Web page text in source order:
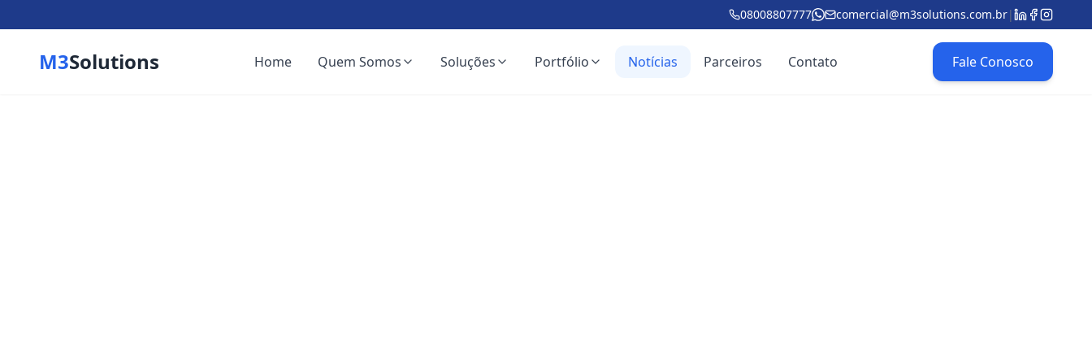
08008807777 comercial@m3solutions.com.br|
M3Solutions Home Quem Somos Soluções Portfólio Notícias Parceiros Contato Fale Conosco